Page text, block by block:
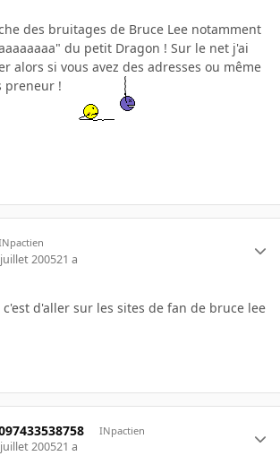
des bruitages de Bruce Lee notamment
du petit Dragon ! Sur le net j'ai
alors si vous avez des adresses ou même
preneur !
200521 a
d'aller sur les sites de fan de bruce lee
INpactien
200521 a